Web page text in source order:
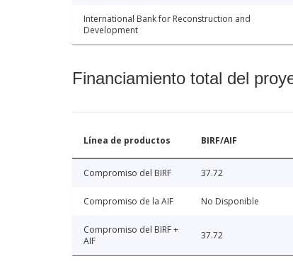
International Bank for Reconstruction and
Development
Financiamiento total del
Línea de productos BIRF/AIF
Compromiso del BIRF 37.72
Compromiso de la AIF No Disponible
Compromiso del BIRF +
AIF
37.72